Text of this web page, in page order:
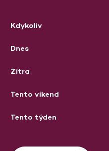
Kdykoliv
Dnes
Zítra
Tento víkend
Tento týden